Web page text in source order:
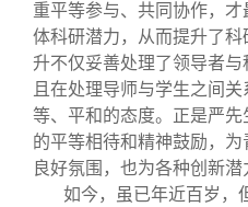
重平等参与、共同协作，
体科研潜力，从而提升了
升不仅妥善处理了领导者
且在处理导师与学生之间
等、平和的态度。正是严
的平等相待和精神鼓励，
良好氛围，也为各种创新潜
如今，虽已年近百岁，